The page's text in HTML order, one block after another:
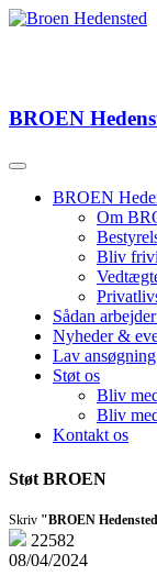
BROEN
BROEN
Om
Bliv
Sådan
Nyheder &
Lav ansøgning
Støt os
Bliv
Bliv
Kontakt os
Støt BROEN
Skriv "BROEN
22582
08/04/2024